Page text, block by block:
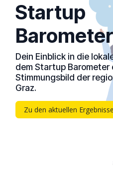
Startup
Barometer
Dein Einblick in die
dem Startup Barometer
Stimmungsbild der
Graz.
Zu den aktuellen